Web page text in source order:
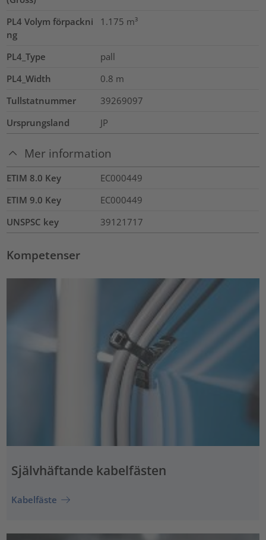
PL4 Volym förpackni
ng
1.175 m³
PL4_Type
pall
PL4_Width
0.8 m
Tullstatnummer
39269097
Ursprungsland
JP
Mer information
ETIM 8.0 Key
EC000449
ETIM 9.0 Key
EC000449
UNSPSC key
39121717
Kompetenser
Självhäftande kabelfästen
Kabelfäste